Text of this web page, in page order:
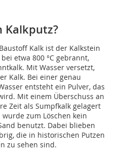
Kalkputz?
Kalk ist der Kalkstein
etwa 800 °C gebrannt,
Mit Wasser versetzt,
Kalk. Bei einer genau
entsteht ein Pulver, das
Mit einem Überschuss an
Zeit als Sumpfkalk gelagert
zum Löschen kein
benutzt. Dabei blieben
die in historischen Putzen
zu sehen sind.